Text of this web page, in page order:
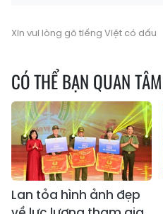
Xin vui lòng gõ tiếng Việt có dấu
CÓ THỂ BẠN QUAN TÂM
Lan tỏa hình ảnh đẹp